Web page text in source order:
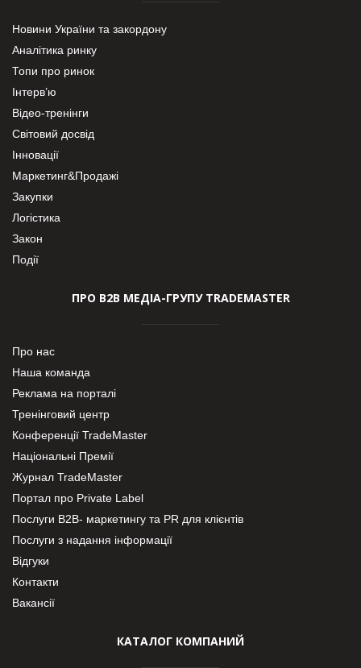
Новини України та закордону
Аналітика ринку
Топи про ринок
Інтерв’ю
Відео-тренінги
Світовий досвід
Інновації
Маркетинг&Продажі
Закупки
Логістика
Закон
Події
ПРО В2В МЕДІА-ГРУПУ TRADEMASTER
Про нас
Наша команда
Реклама на порталі
Тренінговий центр
Конференції TradeMaster
Національні Премії
Журнал TradeMaster
Портал про Private Label
Послуги В2В- маркетингу та PR для клієнтів
Послуги з надання інформації
Відгуки
Контакти
Вакансії
КАТАЛОГ КОМПАНИЙ